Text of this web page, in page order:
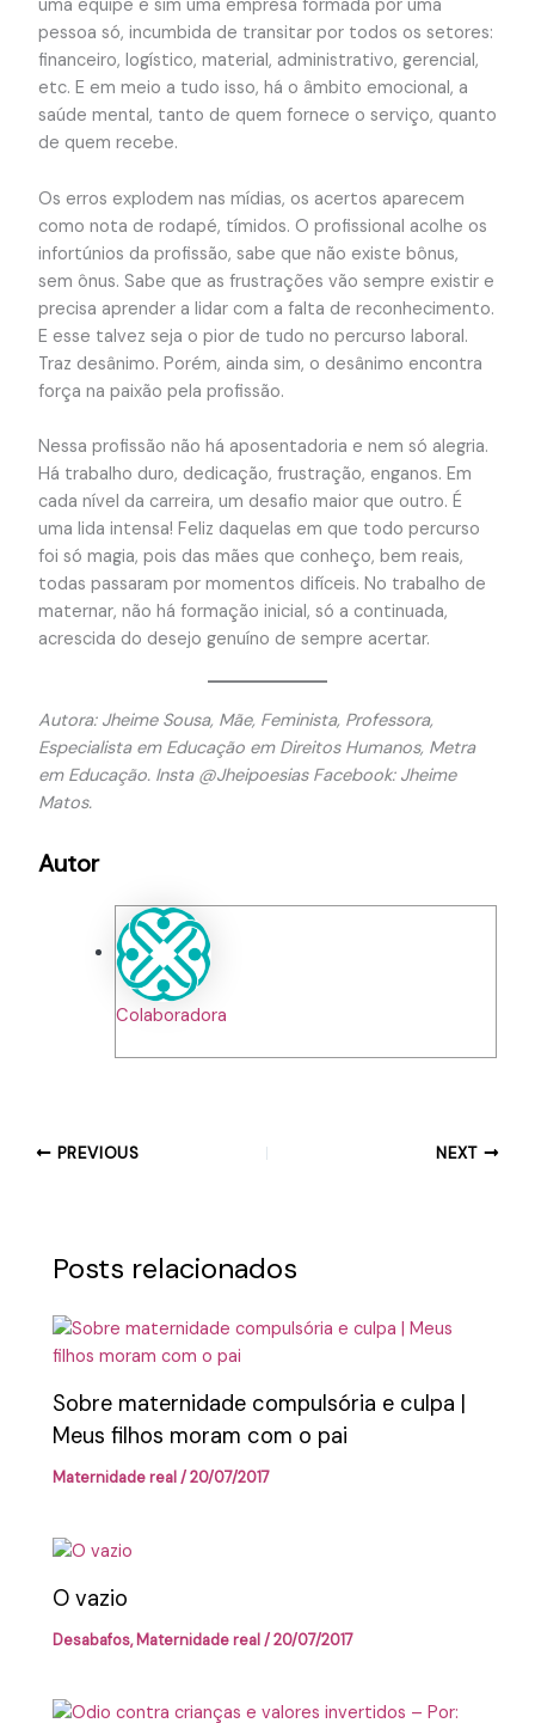
uma equipe e sim uma empresa formada por uma
pessoa só, incumbida de transitar por todos os setores:
financeiro, logístico, material, administrativo, gerencial,
etc. E em meio a tudo isso, há o âmbito emocional, a
saúde mental, tanto de quem fornece o serviço, quanto
de quem recebe.
Os erros explodem nas mídias, os acertos aparecem
como nota de rodapé, tímidos. O profissional acolhe os
infortúnios da profissão, sabe que não existe bônus,
sem ônus. Sabe que as frustrações vão sempre existir e
precisa aprender a lidar com a falta de reconhecimento.
E esse talvez seja o pior de tudo no percurso laboral.
Traz desânimo. Porém, ainda sim, o desânimo encontra
força na paixão pela profissão.
Nessa profissão não há aposentadoria e nem só alegria.
Há trabalho duro, dedicação, frustração, enganos. Em
cada nível da carreira, um desafio maior que outro. É
uma lida intensa! Feliz daquelas em que todo percurso
foi só magia, pois das mães que conheço, bem reais,
todas passaram por momentos difíceis. No trabalho de
maternar, não há formação inicial, só a continuada,
acrescida do desejo genuíno de sempre acertar.
Autora: Jheime Sousa, Mãe, Feminista, Professora,
Especialista em Educação em Direitos Humanos, Metra
em Educação. Insta @Jheipoesias Facebook: Jheime
Matos.
Autor
Colaboradora
PREVIOUS NEXT
Posts relacionados
Sobre maternidade compulsória e culpa |
Meus filhos moram com o pai
Maternidade real/20/07/2017
O vazio
Desabafos,Maternidade real/20/07/2017